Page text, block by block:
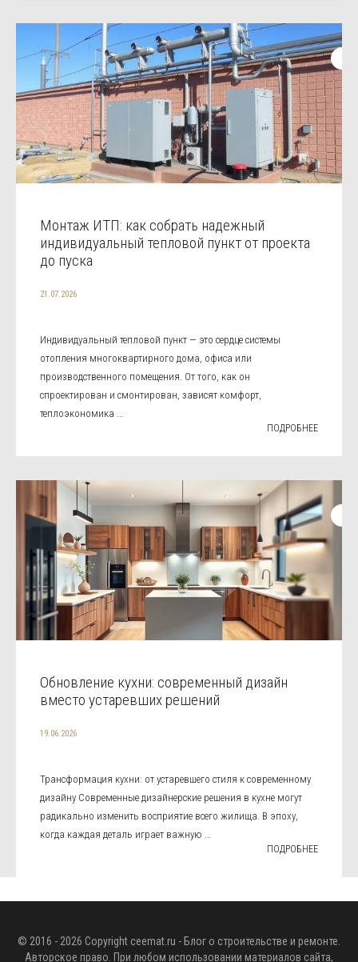
Монтаж ИТП: как собрать надежный
индивидуальный тепловой пункт от проекта
до пуска
21.07.2026
Индивидуальный тепловой пункт — это сердце системы
отопления многоквартирного дома, офиса или
производственного помещения. От того, как он
спроектирован и смонтирован, зависят комфорт,
теплоэкономика ...
ПОДРОБНЕЕ
Обновление кухни: современный дизайн
вместо устаревших решений
19.06.2026
Трансформация кухни: от устаревшего стиля к современному
дизайну Современные дизайнерские решения в кухне могут
радикально изменить восприятие всего жилища. В эпоху,
когда каждая деталь играет важную ...
ПОДРОБНЕЕ
© 2016 - 2026 Copyright ceemat.ru - Блог о строительстве и ремонте.
Авторское право. При любом использовании материалов сайта,